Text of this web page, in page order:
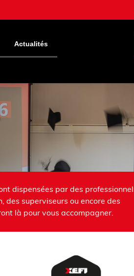
Actualités
dispensées par des
des superviseurs ou encore des
là pour vous accompagner.